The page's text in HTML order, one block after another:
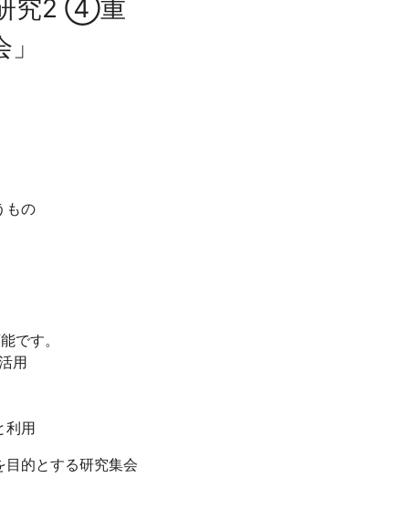
様式一覧
産休／育休予定の先生方へ
究2 ④重
もの
です。
用
利用
的とする研究集会